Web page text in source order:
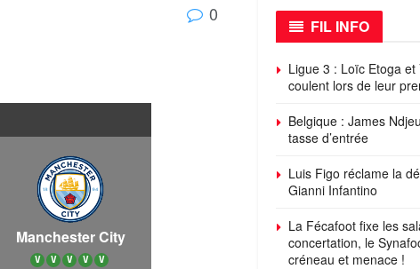
0
Manchester City
V V V V V
FIL INFO
Ligue 3 : Loïc Etoga et
coulent lors de leur
Belgique : James
tasse d’entrée
Luis Figo réclame la
Gianni Infantino
La Fécafoot fixe les
concertation, le
créneau et menace !